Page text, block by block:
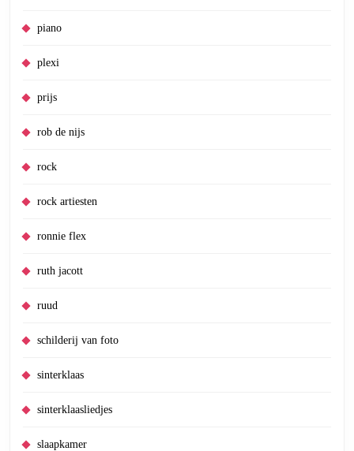
piano
plexi
prijs
rob de nijs
rock
rock artiesten
ronnie flex
ruth jacott
ruud
schilderij van foto
sinterklaas
sinterklaasliedjes
slaapkamer